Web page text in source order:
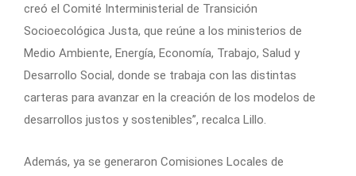
creó el Comité Interministerial de Transición
Socioecológica Justa, que reúne a los ministerios de
Medio Ambiente, Energía, Economía, Trabajo, Salud y
Desarrollo Social, donde se trabaja con las distintas
carteras para avanzar en la creación de los modelos de
desarrollos justos y sostenibles”, recalca Lillo.
Además, ya se generaron Comisiones Locales de